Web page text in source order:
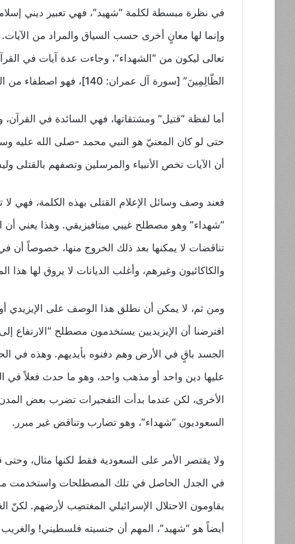
في نظرة مبسطة لكلمة “شهيد”، فهي تعبير ديني إسلامي
وإنما لها معانٍ أخرى حسب السياق والمراد من
تعالى ليكون من “الشهداء”، وجاءت عدة آيات في
الظّالِمِينَ” [سورة آل عمران: 140]، فهو اصطفاء من الله لأحد البشر، وهو أمرٌ غيبي لا يمكن لأحد أن يعلمه.
حتى لو كان المعنيّ هو النبي محمد -صلى الله عليه
أن الآيات تخص الأنبياء والمرسلين وتصفهم بالقتلى
فعند وصف وسائل الإعلام القتلى بهذه الكلمة، فهي
“شهداء” وهو مصطلح غيبي ميتافيزيقي. وهذا يعني أن
تناقضات لا يمكنها بعد ذلك الخروج منها، خصوصاً أن
والكاكائيون وغيرهم، وأغلب الديانات لا يروق لها هذا
ومن ثم، لا يمكن أن نطلق هذا الوصف على الإيزيدي أو
افترضنا أن الإيزيديين يستخدمون مصطلح “الارتفاع
الجسد باقٍ في الأرض وهم دفنوه بأيديهم. وهذه في
عليها دين واحد أو مذهب واحد، وهو ما حدث فعلاً في
الأخرى، لكن عندما بدأت التفجيرات تضرب بعض المدن
السعوديون “شهداء”، وهو تضارب وتناقض غير مبرر.
ولا يقتصر الأمر على السعودية فقط لكنها مثال، وحتى
في الجدل الحاصل في تلك المصطلحات واستخدمت
يقاومون الاحتلال الإسرائيلي المغتصِب لأرضهم. لكنّ